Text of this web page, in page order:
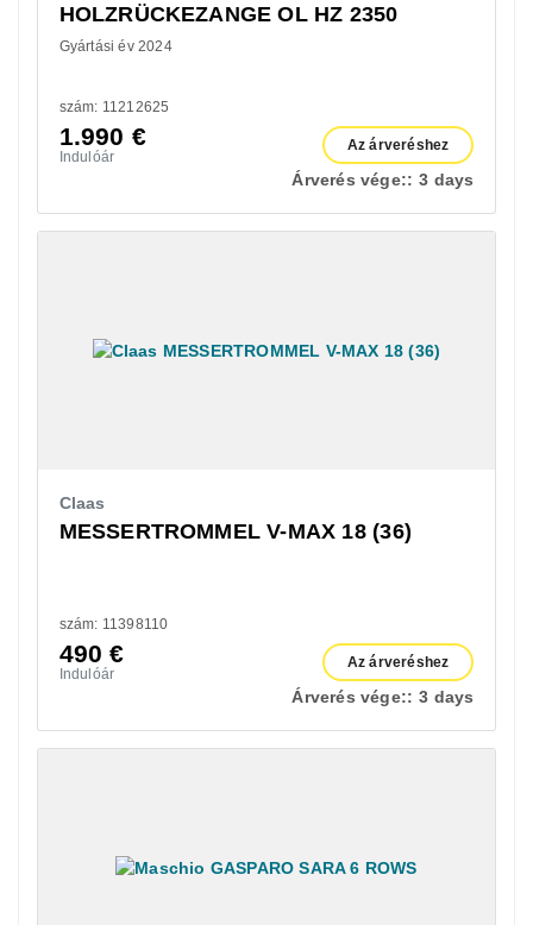
HOLZRÜCKEZANGE OL HZ 2350
Gyártási év 2024
szám: 11212625
1.990 €
Indulóár
Az árveréshez
Árverés vége:: 3 days
Claas
MESSERTROMMEL V-MAX 18 (36)
szám: 11398110
490€
Indulóár
Az árveréshez
Árverés vége:: 3 days